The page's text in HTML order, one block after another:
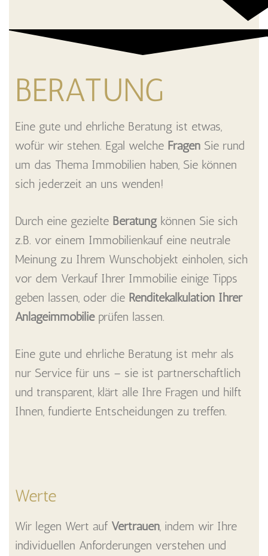
BERATUNG
Eine gute und ehrliche Beratung ist etwas,
wofür wir stehen. Egal welche Fragen Sie rund
um das Thema Immobilien haben, Sie können
sich jederzeit an uns wenden!
Durch eine gezielte Beratungkönnen Sie sich
z.B. vor einem Immobilienkauf eine neutrale
Meinung zu Ihrem Wunschobjekt einholen, sich
vor dem Verkauf Ihrer Immobilie einige Tipps
geben lassen, oder die Renditekalkulation Ihrer
Anlageimmobilie prüfen lassen.
Eine gute und ehrliche Beratung ist mehr als
nur Service für uns – sie ist partnerschaftlich
und transparent, klärt alle Ihre Fragen und hilft
Ihnen, fundierte Entscheidungen zu treffen.
Werte
Wir legen Wert auf Vertrauen, indem wir Ihre
individuellen Anforderungen verstehen und